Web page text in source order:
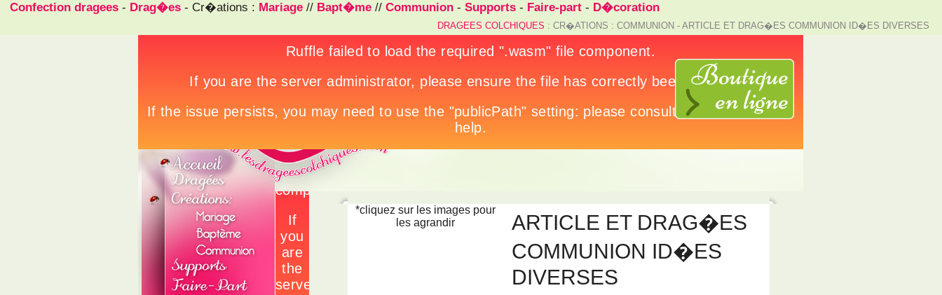
Confection dragees- Drag�es- Cr�ations : Mariage// Bapt�me// Communion- Supports- Faire-part- D�coration
DRAGEES COLCHIQUES : CR�ATIONS : COMMUNION - ARTICLE ET DRAG�ES COMMUNION ID�ES DIVERSES
*cliquez sur les images pour
les agrandir
ARTICLE ET DRAG�ES
COMMUNION ID�ES
DIVERSES